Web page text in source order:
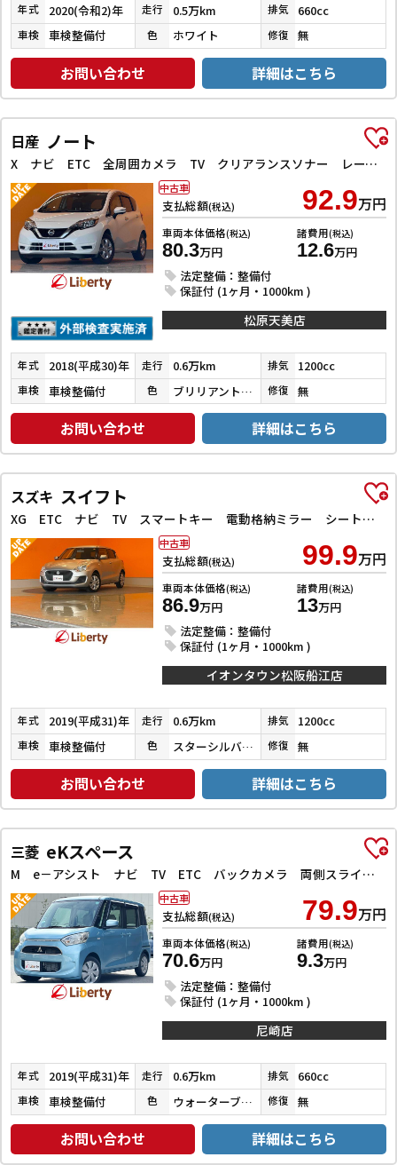
年式 2020(令和2)年 走行 0.5万km 排気 660cc
車検 車検整備付 色 ホワイト 修復 無
お問い合わせ 詳細はこちら
日産 ノート
X ナビ ETC 全周囲カメラ TV クリアランスソナー レーンアシスト 衝突被害軽減システム オートライト スマートキー アイドリングストップ 電動格納ミラー CVT 盗難防止システム
支払総額(税込) 92.9万円
車両本体価格(税込)
80.3万円
諸費用(税込)
12.6万円
法定整備：整備付
保証付 (1ヶ月・1000km )
中古車
松原天美店
年式 2018(平成30)年 走行 0.6万km 排気 1200cc
車検 車検整備付 色 ブリリアントホワイトパール３コートパール 修復 無
お問い合わせ 詳細はこちら
スズキ スイフト
XG ETC ナビ TV スマートキー 電動格納ミラー シートヒーター CVT 盗難防止システム 衝突安全ボディ ABS ESC CD USB Bluetooth エアコン
支払総額(税込) 99.9万円
車両本体価格(税込)
86.9万円
諸費用(税込)
13万円
法定整備：整備付
保証付 (1ヶ月・1000km )
中古車
イオンタウン松阪船江店
年式 2019(平成31)年 走行 0.6万km 排気 1200cc
車検 車検整備付 色 スターシルバーメタリック 修復 無
お問い合わせ 詳細はこちら
三菱 eKスペース
M e－アシスト ナビ TV ETC バックカメラ 両側スライドドア 衝突被害軽減システム キーレスエントリー アイドリングストップ 電動格納ミラー シートヒーター ベンチシート CVT ABS
支払総額(税込) 79.9万円
車両本体価格(税込)
70.6万円
諸費用(税込)
9.3万円
法定整備：整備付
保証付 (1ヶ月・1000km )
中古車
尼崎店
年式 2019(平成31)年 走行 0.6万km 排気 660cc
車検 車検整備付 色 ウォーターブルーメタリック 修復 無
お問い合わせ 詳細はこちら